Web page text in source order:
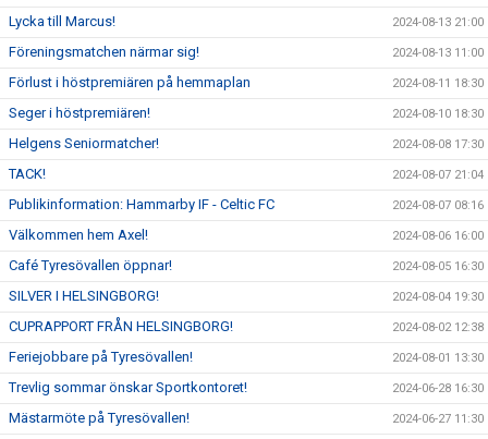
Lycka till Marcus! 2024-08-13 21:00
Föreningsmatchen närmar sig! 2024-08-13 11:00
Förlust i höstpremiären på hemmaplan 2024-08-11 18:30
Seger i höstpremiären! 2024-08-10 18:30
Helgens Seniormatcher! 2024-08-08 17:30
TACK! 2024-08-07 21:04
Publikinformation: Hammarby IF - Celtic FC 2024-08-07 08:16
Välkommen hem Axel! 2024-08-06 16:00
Café Tyresövallen öppnar! 2024-08-05 16:30
SILVER I HELSINGBORG! 2024-08-04 19:30
CUPRAPPORT FRÅN HELSINGBORG! 2024-08-02 12:38
Feriejobbare på Tyresövallen! 2024-08-01 13:30
Trevlig sommar önskar Sportkontoret! 2024-06-28 16:30
Mästarmöte på Tyresövallen! 2024-06-27 11:30